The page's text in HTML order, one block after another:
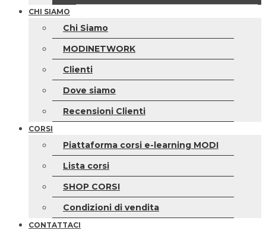
CHI SIAMO
Chi Siamo
MODINETWORK
Clienti
Dove siamo
Recensioni Clienti
CORSI
Piattaforma corsi e-learning MODI
Lista corsi
SHOP CORSI
Condizioni di vendita
CONTATTACI